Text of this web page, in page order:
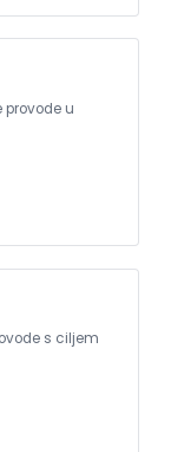
provode u
s ciljem